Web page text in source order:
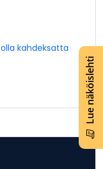
Lue näköislehti
kahdeksatta